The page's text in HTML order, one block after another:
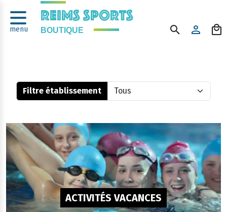
menu
REIMS SPORTS
BOUTIQUE
Filtre établissement
ACTIVITÉS VACANCES
Panneau de gestion des cookies